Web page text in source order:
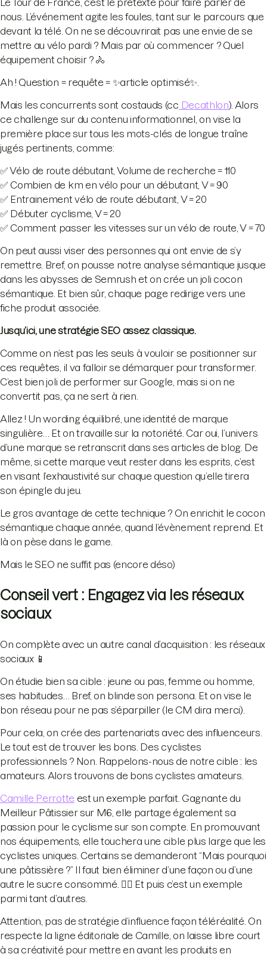
Le Tour de France, c’est le prétexte pour faire parler de
nous. L’événement agite les foules, tant sur le parcours que
devant la télé. On ne se découvrirait pas une envie de se
mettre au vélo pardi ? Mais par où commencer ? Quel
équipement choisir ? 🚴
Ah ! Question = requête = ✨article optimisé✨.
Mais les concurrents sont costauds (cc Decathlon). Alors
ce challenge sur du contenu informationnel, on vise la
première place sur tous les mots-clés de longue traîne
jugés pertinents, comme:
✅ Vélo de route débutant, Volume de recherche = 110
✅ Combien de km en vélo pour un débutant, V = 90
✅ Entrainement vélo de route débutant, V = 20
✅ Débuter cyclisme, V = 20
✅ Comment passer les vitesses sur un vélo de route, V = 70
On peut aussi viser des personnes qui ont envie de s’y
remettre. Bref, on pousse notre analyse sémantique jusque
dans les abysses de Semrush et on crée un joli cocon
sémantique. Et bien sûr, chaque page redirige vers une
fiche produit associée.
Jusqu’ici, une stratégie SEO assez classique.
Comme on n’est pas les seuls à vouloir se positionner sur
ces requêtes, il va falloir se démarquer pour transformer.
C’est bien joli de performer sur Google, mais si on ne
convertit pas, ça ne sert à rien.
Allez ! Un wording équilibré, une identité de marque
singulière… Et on travaille sur la notoriété. Car oui, l’univers
d’une marque se retranscrit dans ses articles de blog. De
même, si cette marque veut rester dans les esprits, c’est
en visant l’exhaustivité sur chaque question qu’elle tirera
son épingle du jeu.
Le gros avantage de cette technique ? On enrichit le cocon
sémantique chaque année, quand l’évènement reprend. Et
là on pèse dans le game.
Mais le SEO ne suffit pas (encore déso)
Conseil vert : Engagez via les réseaux
sociaux
On complète avec un autre canal d’acquisition : les réseaux
sociaux 📱
On étudie bien sa cible : jeune ou pas, femme ou homme,
ses habitudes… Bref, on blinde son persona. Et on vise le
bon réseau pour ne pas s’éparpiller (le CM dira merci).
Pour cela, on crée des partenariats avec des influenceurs.
Le tout est de trouver les bons. Des cyclistes
professionnels ? Non. Rappelons-nous de notre cible : les
amateurs. Alors trouvons de bons cyclistes amateurs.
Camille Perrotte est un exemple parfait. Gagnante du
Meilleur Pâtissier sur M6, elle partage également sa
passion pour le cyclisme sur son compte. En promouvant
nos équipements, elle touchera une cible plus large que les
cyclistes uniques. Certains se demanderont “Mais pourquoi
une pâtissière ?” Il faut bien éliminer d’une façon ou d’une
autre le sucre consommé. 🤷‍♀️ Et puis c’est un exemple
parmi tant d’autres.
Attention, pas de stratégie d’influence façon téléréalité. On
respecte la ligne éditoriale de Camille, on laisse libre court
à sa créativité pour mettre en avant les produits en